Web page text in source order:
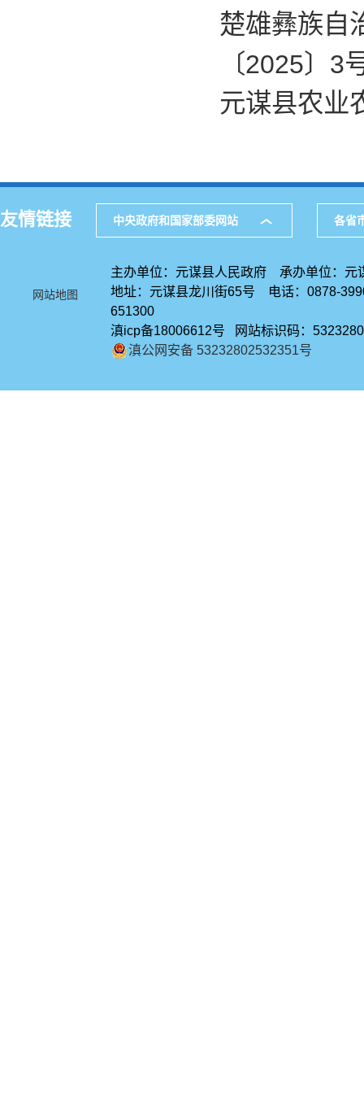
楚雄彝族自
〔2025〕3
元谋县农业
友情链接 中央政府和国家部委网站 各省
网站地图
主办单位：元谋县人民政府 承办单位：元
地址：元谋县龙川街65号 电话：0878-
651300
滇icp备18006612号 网站标识码：
滇公网安备 53232802532351号